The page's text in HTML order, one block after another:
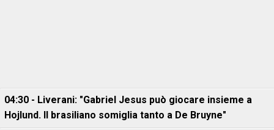
04:30 - Liverani: "Gabriel Jesus può giocare insieme a
Hojlund. Il brasiliano somiglia tanto a De Bruyne"